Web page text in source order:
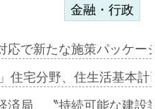
金融・行政
応で新たな施策パッケ
住宅分野、住生活基本
済局、〝持続可能な建